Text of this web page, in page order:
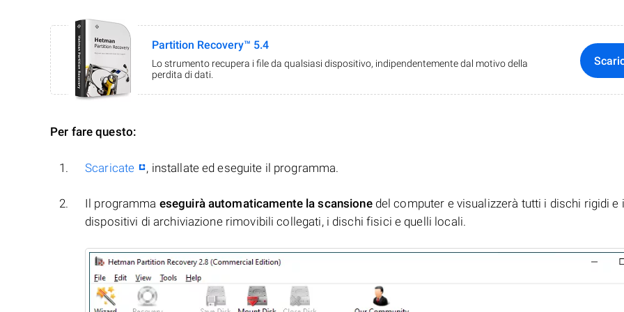
Partition Recovery™ 5.4
Lo strumento recupera i file da qualsiasi dispositivo, indipendentemente dal motivo della
perdita di dati.
Per fare questo:
Scaricate , installate ed eseguite il programma.
Il programma eseguirà automaticamente la scansionedel computer e visualizzerà tutti i dischi rigidi e i
dispositivi di archiviazione rimovibili collegati, i dischi fisici e quelli locali.